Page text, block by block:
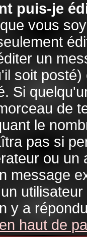
puis-je
vous
un
soit
Si
de
le
pas si
ou un
message
y a
haut de